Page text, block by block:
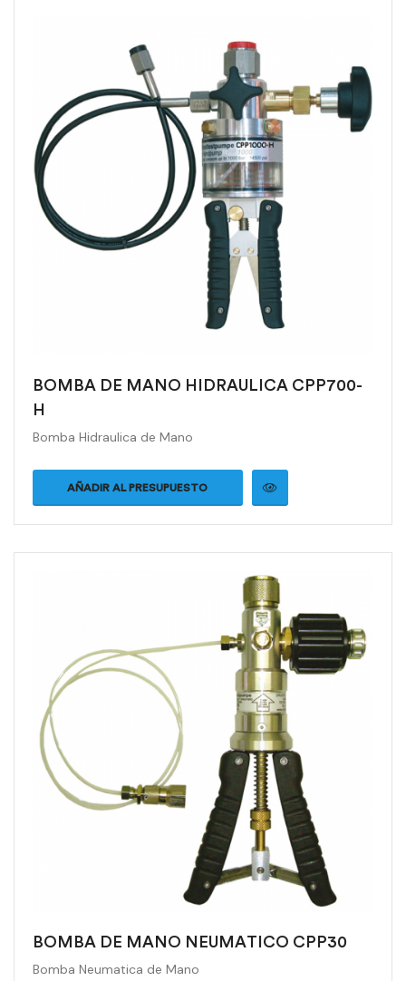
BOMBA DE MANO HIDRAULICA CPP700-
H
Bomba Hidraulica de Mano
AÑADIR AL PRESUPUESTO
BOMBA DE MANO NEUMATICO CPP30
Bomba Neumatica de Mano